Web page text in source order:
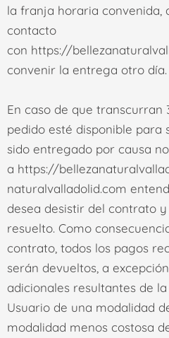
la franja horaria convenida,
contacto
con https://
convenir la entrega otro día.
En caso de que transcurran
pedido esté disponible para
sido entregado por causa
a https://
naturalvalladolid.com
desea desistir del contrato
resuelto. Como
contrato, todos los pagos
serán devueltos, a
adicionales resultantes de
Usuario de una modalidad
modalidad menos costosa